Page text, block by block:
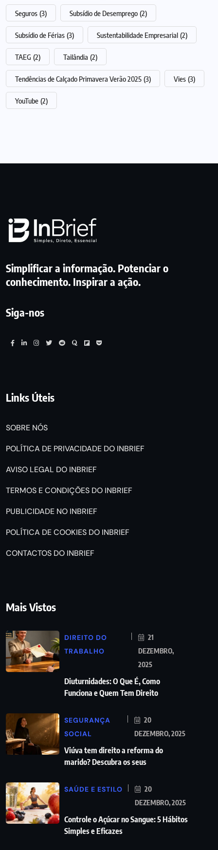
Seguros (3) Subsídio de Desemprego (2)
Subsídio de Férias (3) Sustentabilidade Empresarial (2)
TAEG (2) Tailândia (2)
Tendências de Calçado Primavera Verão 2025 (3) Vies (3)
YouTube (2)
Simplificar a informação. Potenciar o
conhecimento. Inspirar a ação.
Siga-nos
Links Úteis
SOBRE NÓS
POLÍTICA DE PRIVACIDADE DO INBRIEF
AVISO LEGAL DO INBRIEF
TERMOS E CONDIÇÕES DO INBRIEF
PUBLICIDADE NO INBRIEF
POLÍTICA DE COOKIES DO INBRIEF
CONTACTOS DO INBRIEF
Mais Vistos
DIREITO DO
TRABALHO
21
DEZEMBRO,
2025
Diuturnidades: O Que É, Como
Funciona e Quem Tem Direito
SEGURANÇA
SOCIAL
20
DEZEMBRO, 2025
Viúva tem direito a reforma do
marido? Descubra os seus
SAÚDE E ESTILO
20
DEZEMBRO, 2025
Controle o Açúcar no Sangue: 5 Hábitos
Simples e Eficazes